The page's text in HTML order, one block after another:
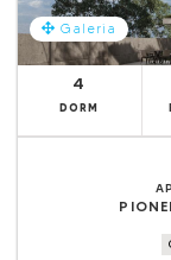
Galeria
4
DORM